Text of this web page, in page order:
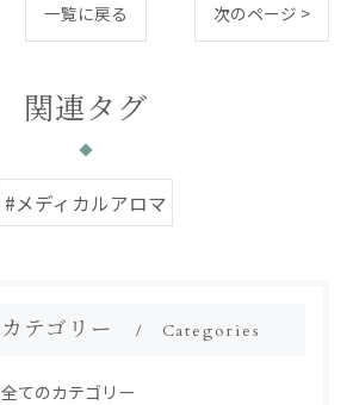
一覧に戻る 次のページ >
関連タグ
#メディカルアロマ
カテゴリー Categories
全てのカテゴリー